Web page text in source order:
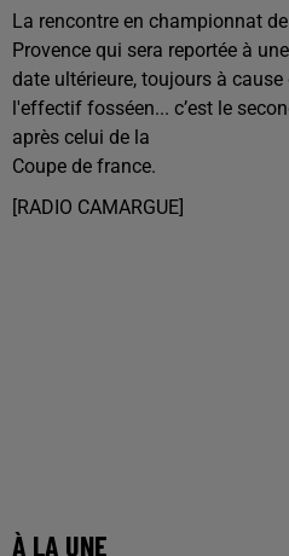
La rencontre en championnat
Provence qui sera reportée à une
date ultérieure, toujours à
l'effectif fosséen... c’est le
après celui de la
Coupe de france.
[RADIO CAMARGUE]